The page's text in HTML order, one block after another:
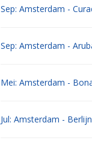
Sep: Amsterdam -
Sep: Amsterdam -
Mei: Amsterdam -
Jul: Amsterdam -